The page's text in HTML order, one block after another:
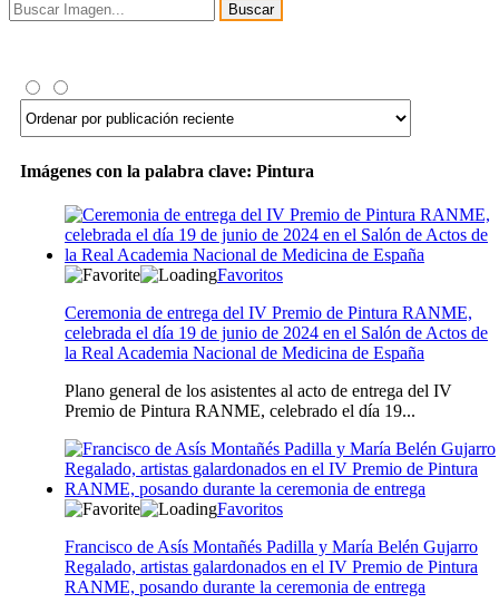
Buscar
Imágenes con la palabra clave: Pintura
Favoritos
Ceremonia de entrega del IV Premio de Pintura RANME,
celebrada el día 19 de junio de 2024 en el Salón de Actos de
la Real Academia Nacional de Medicina de España
Plano general de los asistentes al acto de entrega del IV
Premio de Pintura RANME, celebrado el día 19...
Favoritos
Francisco de Asís Montañés Padilla y María Belén Gujarro
Regalado, artistas galardonados en el IV Premio de Pintura
RANME, posando durante la ceremonia de entrega